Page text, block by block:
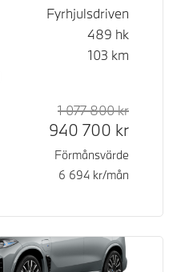
Fyrhjulsdriven
489 hk
103 km
Rek. ord
1 077 800kr
940 700 kr
Förmånsvärde
6 694 kr/mån